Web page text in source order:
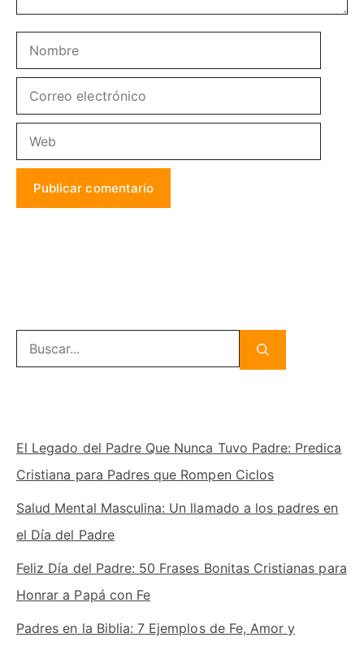
Nombre
Correo
electrónico
Web
Buscar:
El Legado del Padre Que Nunca Tuvo Padre: Predica
Cristiana para Padres que Rompen Ciclos
Salud Mental Masculina: Un llamado a los padres en
el Día del Padre
Feliz Día del Padre: 50 Frases Bonitas Cristianas para
Honrar a Papá con Fe
Padres en la Biblia: 7 Ejemplos de Fe, Amor y